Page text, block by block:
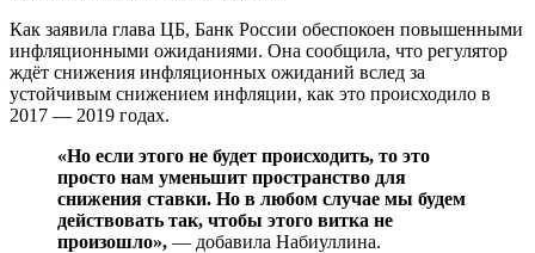
Как заявила глава ЦБ, Банк России обеспокоен повышенными
инфляционными ожиданиями. Она сообщила, что регулятор
ждёт снижения инфляционных ожиданий вслед за
устойчивым снижением инфляции, как это происходило в
2017 — 2019 годах.
«Но если этого не будет происходить, то это
просто нам уменьшит пространство для
снижения ставки. Но в любом случае мы будем
действовать так, чтобы этого витка не
произошло», — добавила Набиуллина.